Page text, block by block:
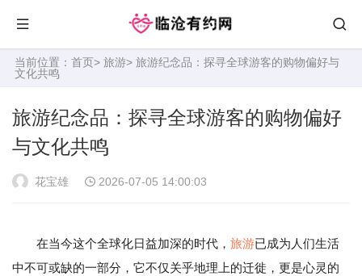
当前位置： 首页> 旅游> 旅游纪念品：探寻全球游客的购物偏好与
文化共鸣
旅游纪念品：探寻全球游客的购物偏好
与文化共鸣
花宝雄 2026-07-05 14:00:03
在当今这个全球化日益加深的时代， 旅游已成为人们生活
中不可或缺的一部分，它不仅关乎地理上的迁徙，更是心灵的